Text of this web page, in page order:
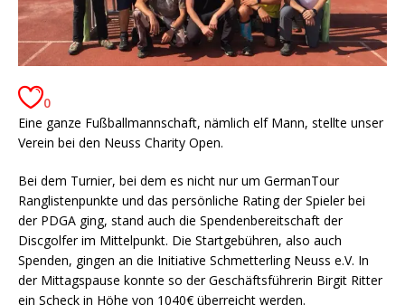
0
Eine ganze Fußballmannschaft, nämlich elf Mann, stellte unser
Verein bei den Neuss Charity Open.
Bei dem Turnier, bei dem es nicht nur um GermanTour
Ranglistenpunkte und das persönliche Rating der Spieler bei
der PDGA ging, stand auch die Spendenbereitschaft der
Discgolfer im Mittelpunkt. Die Startgebühren, also auch
Spenden, gingen an die Initiative Schmetterling Neuss e.V. In
der Mittagspause konnte so der Geschäftsführerin Birgit Ritter
ein Scheck in Höhe von 1040€ überreicht werden.